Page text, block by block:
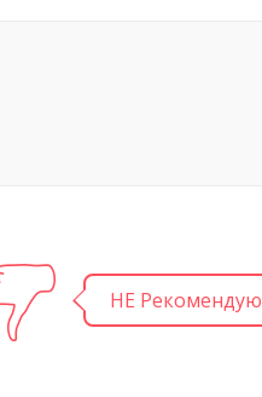
НЕ Рекомендую